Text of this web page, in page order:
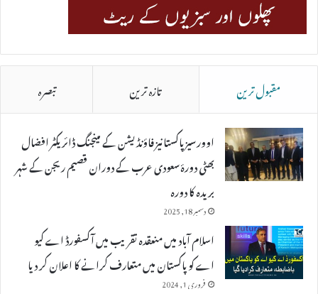
مقبول ترین تازہ ترین تبصرہ
اوورسیز پاکستانیز فاؤنڈیشن کے مینجنگ ڈائریکٹر افضال
بھٹی دورۂ سعودی عرب کے دوران قصیم ریجن کے شہر
بریدہ کا دورہ
دسمبر 18, 2025
اسلام آباد میں منعقدہ تقریب میں آکسفورڈ اے کیو
اے کو پاکستان میں متعارف کرانے کا اعلان کر دیا
فروری 1, 2024